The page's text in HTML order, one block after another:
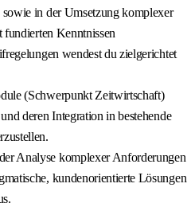
in der Umsetzung komplexer
fundierten Kenntnissen
wendest du zielgerichtet
(Schwerpunkt Zeitwirtschaft)
deren Integration in bestehende
Analyse komplexer Anforderungen
kundenorientierte Lösungen